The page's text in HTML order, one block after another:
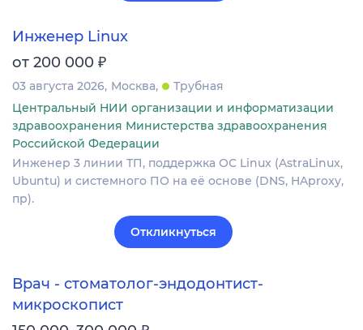
Инженер Linux
от 200 000 ₽
03 августа 2026 Москва
Трубная
Центральный НИИ организации и информатизации
здравоохранения Министерства здравоохранения
Российской Федерации
Инженер 3 линии ТП, поддержка ОС Linux (AstraLinux,
Ubuntu) и системного ПО на её основе (DNS, HAproxy,
пр).
Откликнуться
Врач - стоматолог-эндодонтист-
микроскопист